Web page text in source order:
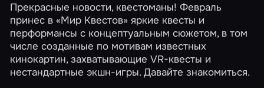
Прекрасные новости, квестоманы! Февраль
принес в «Мир Квестов» яркие квесты и
перформансы с концептуальным сюжетом, в том
числе созданные по мотивам известных
кинокартин, захватывающие VR-квесты и
нестандартные экшн-игры. Давайте знакомиться.